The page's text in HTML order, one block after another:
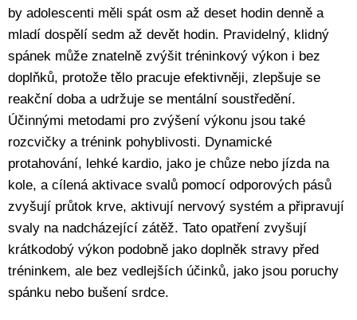
by adolescenti měli spát osm až deset hodin denně a
mladí dospělí sedm až devět hodin. Pravidelný, klidný
spánek může znatelně zvýšit tréninkový výkon i bez
doplňků, protože tělo pracuje efektivněji, zlepšuje se
reakční doba a udržuje se mentální soustředění.
Účinnými metodami pro zvýšení výkonu jsou také
rozcvičky a trénink pohyblivosti. Dynamické
protahování, lehké kardio, jako je chůze nebo jízda na
kole, a cílená aktivace svalů pomocí odporových pásů
zvyšují průtok krve, aktivují nervový systém a připravují
svaly na nadcházející zátěž. Tato opatření zvyšují
krátkodobý výkon podobně jako doplněk stravy před
tréninkem, ale bez vedlejších účinků, jako jsou poruchy
spánku nebo bušení srdce.